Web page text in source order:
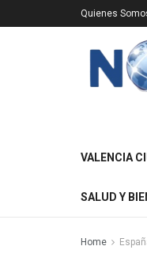
Quienes
VALENCIA
SALUD Y
Home